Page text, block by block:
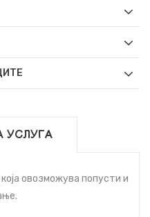
УСЛУГА
овозможува попусти и